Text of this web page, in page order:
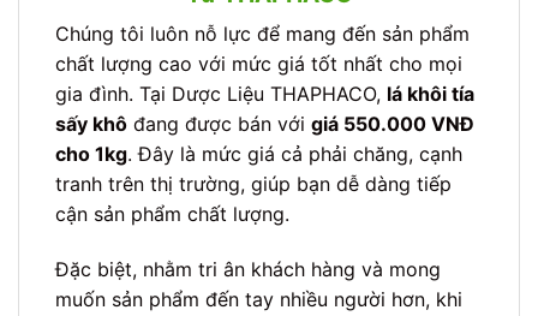
Chúng tôi luôn nỗ lực để mang đến sản phẩm
chất lượng cao với mức giá tốt nhất cho mọi
gia đình. Tại Dược Liệu THAPHACO, lá khôi tía
sấy khô đang được bán với giá 550.000 VNĐ
cho 1kg. Đây là mức giá cả phải chăng, cạnh
tranh trên thị trường, giúp bạn dễ dàng tiếp
cận sản phẩm chất lượng.
Đặc biệt, nhằm tri ân khách hàng và mong
muốn sản phẩm đến tay nhiều người hơn, khi